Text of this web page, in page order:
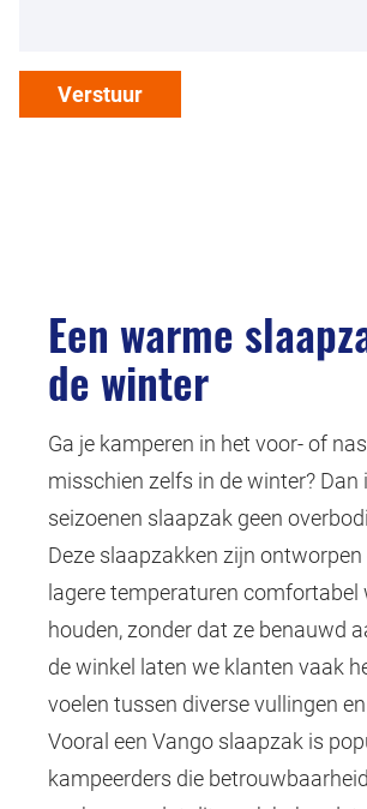
Verstuur
Een warme
de winter
Ga je kamperen in het voor- of
misschien zelfs in de winter? Dan
seizoenen slaapzak geen
Deze slaapzakken zijn
lagere temperaturen comfortabel
houden, zonder dat ze benauwd
de winkel laten we klanten vaak
voelen tussen diverse vullingen
Vooral een Vango slaapzak is
kampeerders die